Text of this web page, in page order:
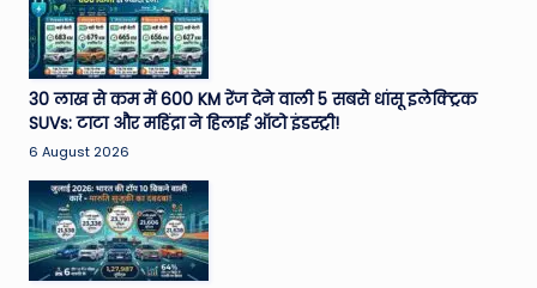
30 लाख से कम में 600 KM रेंज देने वाली 5 सबसे धांसू इलेक्ट्रिक
SUVs: टाटा और महिंद्रा ने हिलाई ऑटो इंडस्ट्री!
6 August 2026